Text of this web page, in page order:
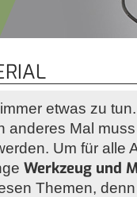
etwas zu
anderes Mal
Um für alle
Werkzeug und
Themen,